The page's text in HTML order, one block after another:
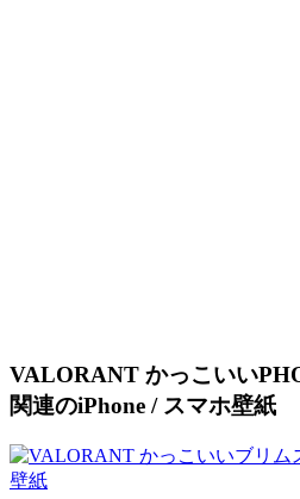
VALORANT かっこいい
関連のiPhone / スマホ壁紙